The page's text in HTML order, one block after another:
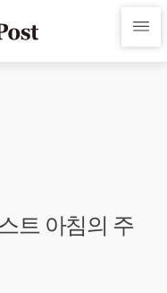
트 아침의 주